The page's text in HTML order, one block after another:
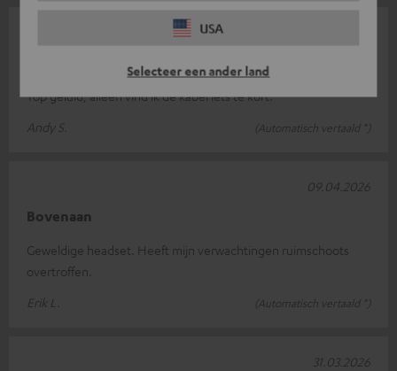
USA
Selecteer een ander land
Geweldig om te gamen
Top geluid, alleen vind ik de kabel iets te kort.
Andy S.
(Automatisch vertaald *)
Bovenaan
Geweldige headset. Heeft mijn verwachtingen ruimschoots
overtroffen.
Erik L.
(Automatisch vertaald *)
09.04.2026
31.03.2026